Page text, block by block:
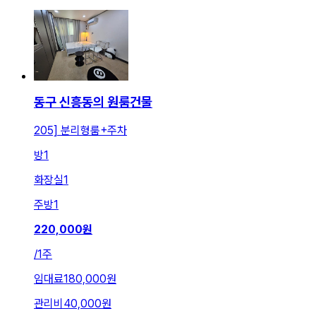
동구 신흥동의 원룸건물
205] 분리형룸+주차
방1
화장실1
주방1
220,000원
/1주
임대료180,000원
관리비 40,000원